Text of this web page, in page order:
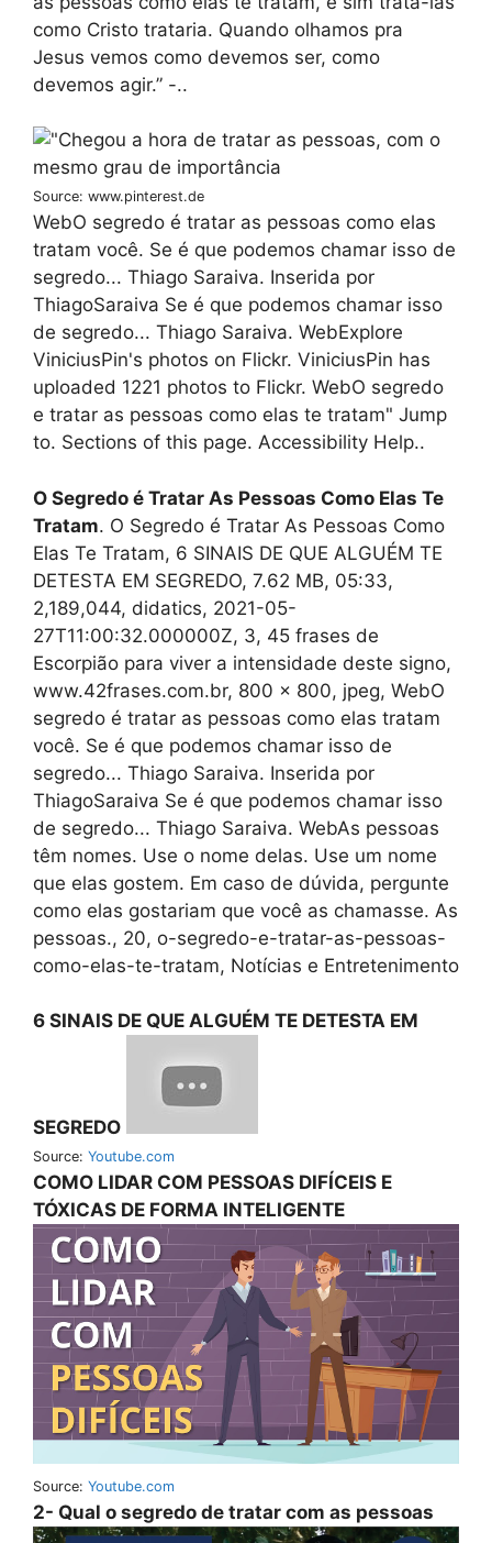
como Cristo trataria. Quando olhamos pra
Jesus vemos como devemos ser, como
devemos agir.” -..
Source: www.pinterest.de
WebO segredo é tratar as pessoas como elas
tratam você. Se é que podemos chamar isso de
segredo... Thiago Saraiva. Inserida por
ThiagoSaraiva Se é que podemos chamar isso
de segredo... Thiago Saraiva. WebExplore
ViniciusPin's photos on Flickr. ViniciusPin has
uploaded 1221 photos to Flickr. WebO segredo
e tratar as pessoas como elas te tratam" Jump
to. Sections of this page. Accessibility Help..
O Segredo é Tratar As Pessoas Como Elas Te
Tratam. O Segredo é Tratar As Pessoas Como
Elas Te Tratam, 6 SINAIS DE QUE ALGUÉM TE
DETESTA EM SEGREDO, 7.62 MB, 05:33,
2,189,044, didatics, 2021-05-
27T11:00:32.000000Z, 3, 45 frases de
Escorpião para viver a intensidade deste signo,
www.42frases.com.br, 800 x 800, jpeg, WebO
segredo é tratar as pessoas como elas tratam
você. Se é que podemos chamar isso de
segredo... Thiago Saraiva. Inserida por
ThiagoSaraiva Se é que podemos chamar isso
de segredo... Thiago Saraiva. WebAs pessoas
têm nomes. Use o nome delas. Use um nome
que elas gostem. Em caso de dúvida, pergunte
como elas gostariam que você as chamasse. As
pessoas., 20, o-segredo-e-tratar-as-pessoas-
como-elas-te-tratam, Notícias e Entretenimento
6 SINAIS DE QUE ALGUÉM TE DETESTA EM
SEGREDO
Source: Youtube.com
COMO LIDAR COM PESSOAS DIFÍCEIS E
TÓXICAS DE FORMA INTELIGENTE
Source: Youtube.com
2- Qual o segredo de tratar com as pessoas